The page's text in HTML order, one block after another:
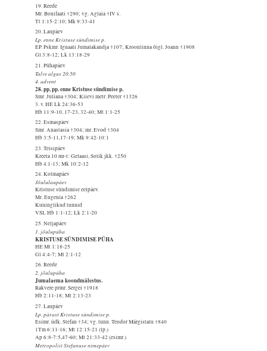
19. Reede
Mr. Bonifaati †290; vg. Aglaia †IV s.
Tt 1:15-2:10; Mk 9:33-41
20. Laupäev
Lp. enne Kristuse sündimise p.
EP. Pskmr. Ignaati Jumalakandja †107; Kroonlinna õigl. Joann †1908
Gl 3:8-12; Lk 13:18-29
21. Pühapäev
Talve algus 20.50
4. advent
28. pp, pp. enne Kristuse sündimise p.
Smr. Juliana †304; Kiievi metr. Peeter †1326
3. v. HE Lk 24:36-53
Hb 11:9-10, 17-23, 32-40; Mt 1:1-25
22. Esmaspäev
Smr. Anastasia †304; mr. Evod †304
Hb 3:5-11,17-19; Mk 9:42-10:1
23. Teisipäev
Kreeta 10 mr-t: Gelaasi, Sotik jkk. †250
Hb 4.1-13; Mk 10:2-12
24. Kolmapäev
Jõululaupäev
Kristuse sündimise eelpäev.
Mr. Eugenia †262
Kuninglikud tunnid
VSL Hb 1:1-12; Lk 2:1-20
25. Neljapäev
1. jõulupüha
KRISTUSE SÜNDIMISE PÜHA
HE Mt 1:18-25
Gl 4:4-7; Mt 2:1-12
26. Reede
2. jõulupüha
Jumalaema koondmälestus.
Rakvere prmr. Sergei †1918
Hb 2:11-18; Mt 2:13-23
27. Laupäev
Lp. pärast Kristuse sündimise p.
Esimr. üdk. Stefan †34; vg. tunn. Teodor Märgistatu †840
1Tm 6:11-16; Mt 12:15-21 (lp.)
Ap 6:8-7:5,47-60; Mt 21:33-42 (esimr.)
Metropoliit Stefanuse nimepäev